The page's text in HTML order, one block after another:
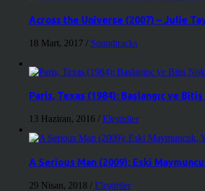
Across the Universe (2007) – Julie
18 Mart, 2017 / Soundtracks
Paris, Texas (1984): Başlangıç ve
13 Haziran, 2016 / Eleştiriler
A Serious Man (2009): Eski
29 Nisan, 2018 / Eleştiriler